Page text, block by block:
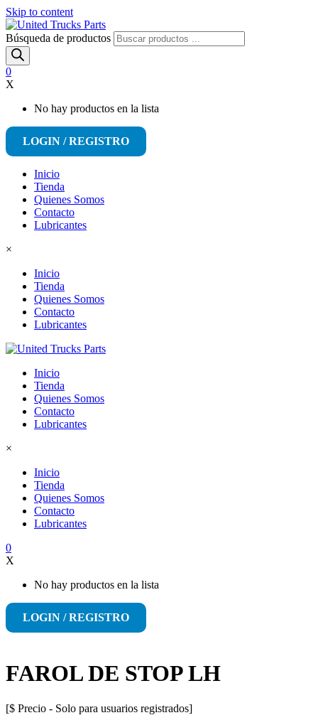
Skip to content
Búsqueda de productos
0
X
No hay productos en la lista
LOGIN / REGISTRO
Inicio
Tienda
Quienes Somos
Contacto
Lubricantes
×
Inicio
Tienda
Quienes Somos
Contacto
Lubricantes
Inicio
Tienda
Quienes Somos
Contacto
Lubricantes
×
Inicio
Tienda
Quienes Somos
Contacto
Lubricantes
0
X
No hay productos en la lista
LOGIN / REGISTRO
FAROL DE STOP LH
[$ Precio - Solo para usuarios registrados]